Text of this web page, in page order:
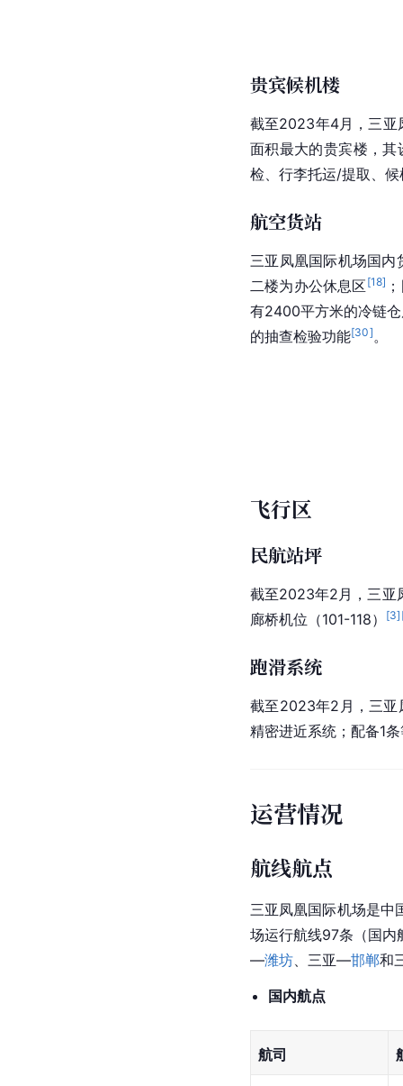
贵宾候机楼
截至2023年4月，三亚
面积最大的贵宾楼，
检、行李托运/提取、
航空货站
三亚凤凰国际机场国
二楼为办公休息区 [18]
有2400平方米的冷链
的抽查检验功能[30] 。
飞行区
民航站坪
截至2023年2月，三亚
廊桥机位（101-118） [3]
跑滑系统
截至2023年2月，三亚
精密进近系统；配备1
运营情况
航线航点
三亚凤凰国际机场是中
场运行航线97条（国内
—潍坊、 三亚—邯郸和
国内航点
航司